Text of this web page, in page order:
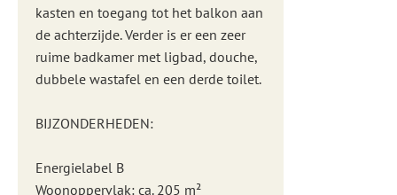
kasten en toegang tot het balkon aan
de achterzijde. Verder is er een zeer
ruime badkamer met ligbad, douche,
dubbele wastafel en een derde toilet.
BIJZONDERHEDEN:
Energielabel B
Woonoppervlak: ca. 205 m²